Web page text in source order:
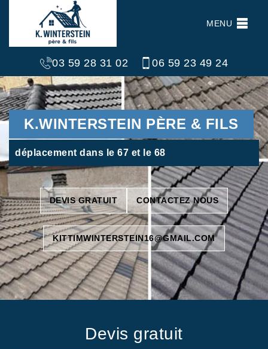
MENU
03 59 28 31 02 06 59 23 49 24
K.WINTERSTEIN PÈRE & FILS
déplacement dans le 67 et le 68
DEVIS GRATUIT CONTACTEZ NOUS
KITTIMWINTERSTEIN16@GMAIL.COM
Devis gratuit